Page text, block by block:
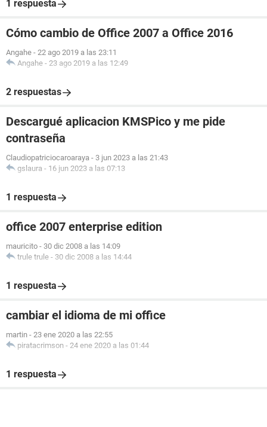
1 respuesta
Cómo cambio de Office 2007 a Office 2016
Angahe - 22 ago 2019 a las 23:11
Angahe - 23 ago 2019 a las 12:49
2 respuestas
Descargué aplicacion KMSPico y me pide
contraseña
Claudiopatriciocaroaraya - 3 jun 2023 a las 21:43
gslaura - 16 jun 2023 a las 07:13
1 respuesta
office 2007 enterprise edition
mauricito - 30 dic 2008 a las 14:09
trule trule - 30 dic 2008 a las 14:44
1 respuesta
cambiar el idioma de mi office
martin - 23 ene 2020 a las 22:55
piratacrimson - 24 ene 2020 a las 01:44
1 respuesta